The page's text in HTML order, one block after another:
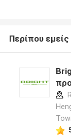
Περίπου εμείς